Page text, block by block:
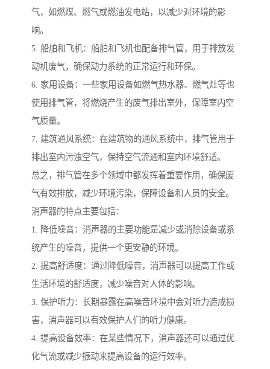
气，如燃煤、燃气或燃油发电站，以减少对环境的影
响。
5. 船舶和飞机：船舶和飞机也配备排气管，用于排放发
动机废气，确保动力系统的正常运行和环保。
6. 家用设备：一些家用设备如燃气热水器、燃气灶等也
使用排气管，将燃烧产生的废气排出室外，保障室内空
气质量。
7. 建筑通风系统：在建筑物的通风系统中，排气管用于
排出室内污浊空气，保持空气流通和室内环境舒适。
总之，排气管在多个领域中都发挥着重要作用，确保废
气有效排放，减少环境污染，保障设备和人员的安全。
消声器的特点主要包括：
1. 降低噪音：消声器的主要功能是减少或消除设备或系
统产生的噪音，提供一个更安静的环境。
2. 提高舒适度：通过降低噪音，消声器可以提高工作或
生活环境的舒适度，减少噪音对人体的影响。
3. 保护听力：长期暴露在高噪音环境中会对听力造成损
害，消声器可以有效保护人们的听力健康。
4. 提高设备效率：在某些情况下，消声器还可以通过优
化气流或减少振动来提高设备的运行效率。